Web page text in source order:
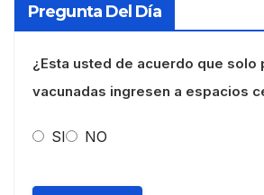
Pregunta Del Día
¿Esta usted de acuerdo que solo
vacunadas ingresen a espacios
SI NO